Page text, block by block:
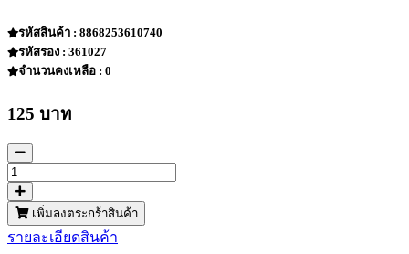
รหัสสินค้า : 8868253610740
รหัสรอง : 361027
จำนวนคงเหลือ : 0
125 บาท
เพิ่มลงตระกร้าสินค้า
รายละเอียดสินค้า